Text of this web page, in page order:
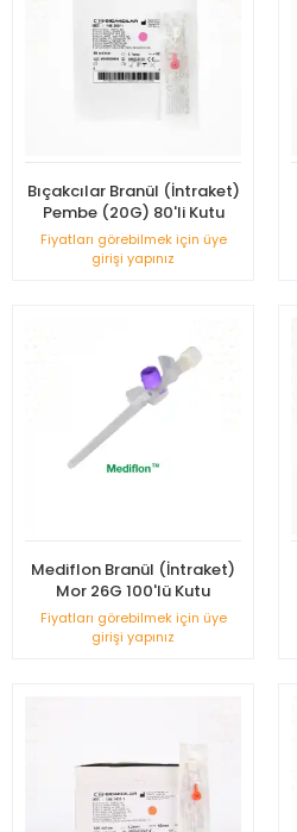
Bıçakcılar Branül (İntraket)
Pembe (20G) 80'li Kutu
Fiyatları görebilmek için üye
girişi yapınız
Mediflon Branül (İntraket)
Mor 26G 100'lü Kutu
Fiyatları görebilmek için üye
girişi yapınız